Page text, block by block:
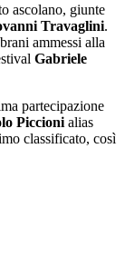
ascolano, giunte
Travaglini.
ammessi alla
Gabriele
partecipazione
Piccioni alias
classificato, così